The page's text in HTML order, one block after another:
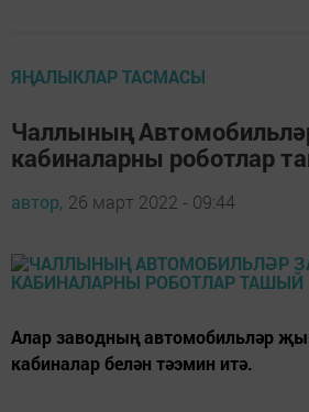
ЯҢАЛЫКЛАР ТАСМАСЫ
Чаллының
кабиналарны роботлар
автор, 26 март 2022 - 09:44
Алар заводның автомобильләр
кабиналар белән тәэмин итә.